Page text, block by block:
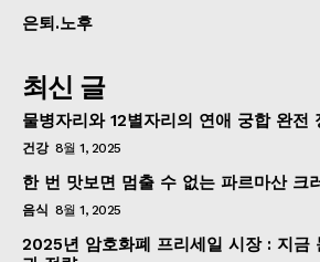
은퇴.노후
최신 글
물병자리와 12별자리의 연애 궁합 완전
건강 8월 1, 2025
한 번 맛보면 멈출 수 없는 파르마산 크
음식 8월 1, 2025
2025년 암호화폐 프리세일 시장 : 지금